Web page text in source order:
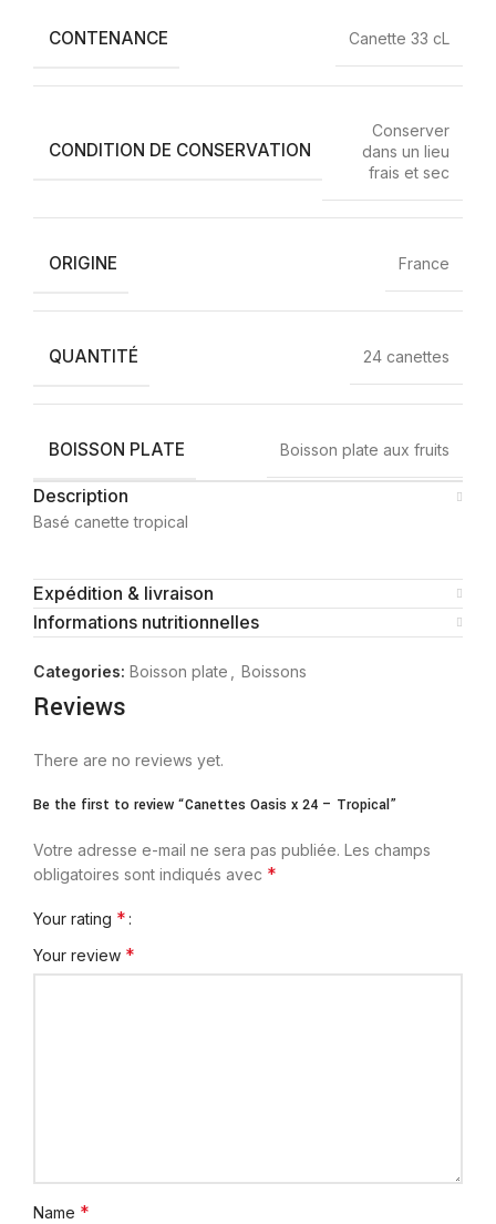
CONTENANCE Canette 33 cL
CONDITION DE CONSERVATION
Conserver
dans un lieu
frais et sec
ORIGINE France
QUANTITÉ 24 canettes
BOISSON PLATE Boisson plate aux fruits
Description
Basé canette tropical
Expédition & livraison
Informations nutritionnelles
Categories: Boisson plate Boissons
Reviews
There are no reviews yet.
Be the first to review “Canettes Oasis x 24 – Tropical”
Votre adresse e-mail ne sera pas publiée. Les champs
obligatoires sont indiqués avec *
Your rating *
Your review *
Name *